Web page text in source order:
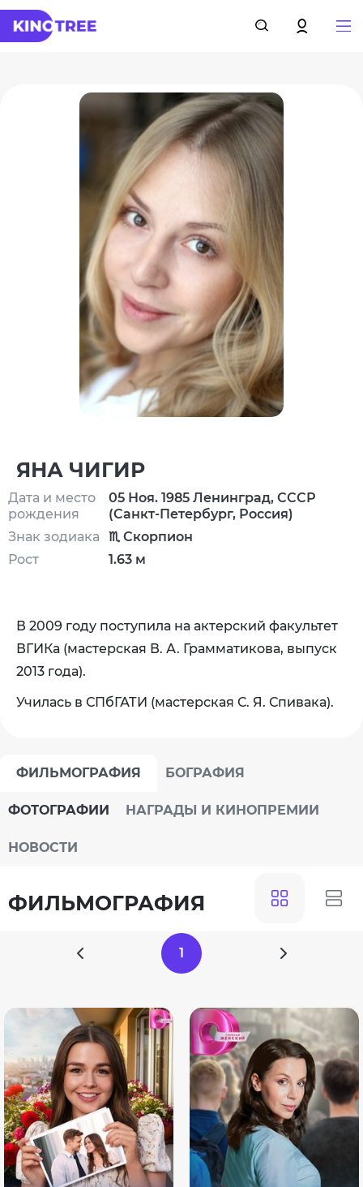
ЯНА ЧИГИР
Дата и место
рождения
Знак зодиака
Рост
05 Ноя. 1985 Ленинград, СССР
(Санкт-Петербург, Россия)
♏ Скорпион
1.63 м
В 2009 году поступила на актерский факультет
ВГИКа (мастерская В. А. Грамматикова, выпуск
2013 года).
Училась в СПбГАТИ (мастерская С. Я. Спивака).
ФИЛЬМОГРАФИЯ БОГРАФИЯ
ФОТОГРАФИИ НАГРАДЫ И КИНОПРЕМИИ
НОВОСТИ
ФИЛЬМОГРАФИЯ
1